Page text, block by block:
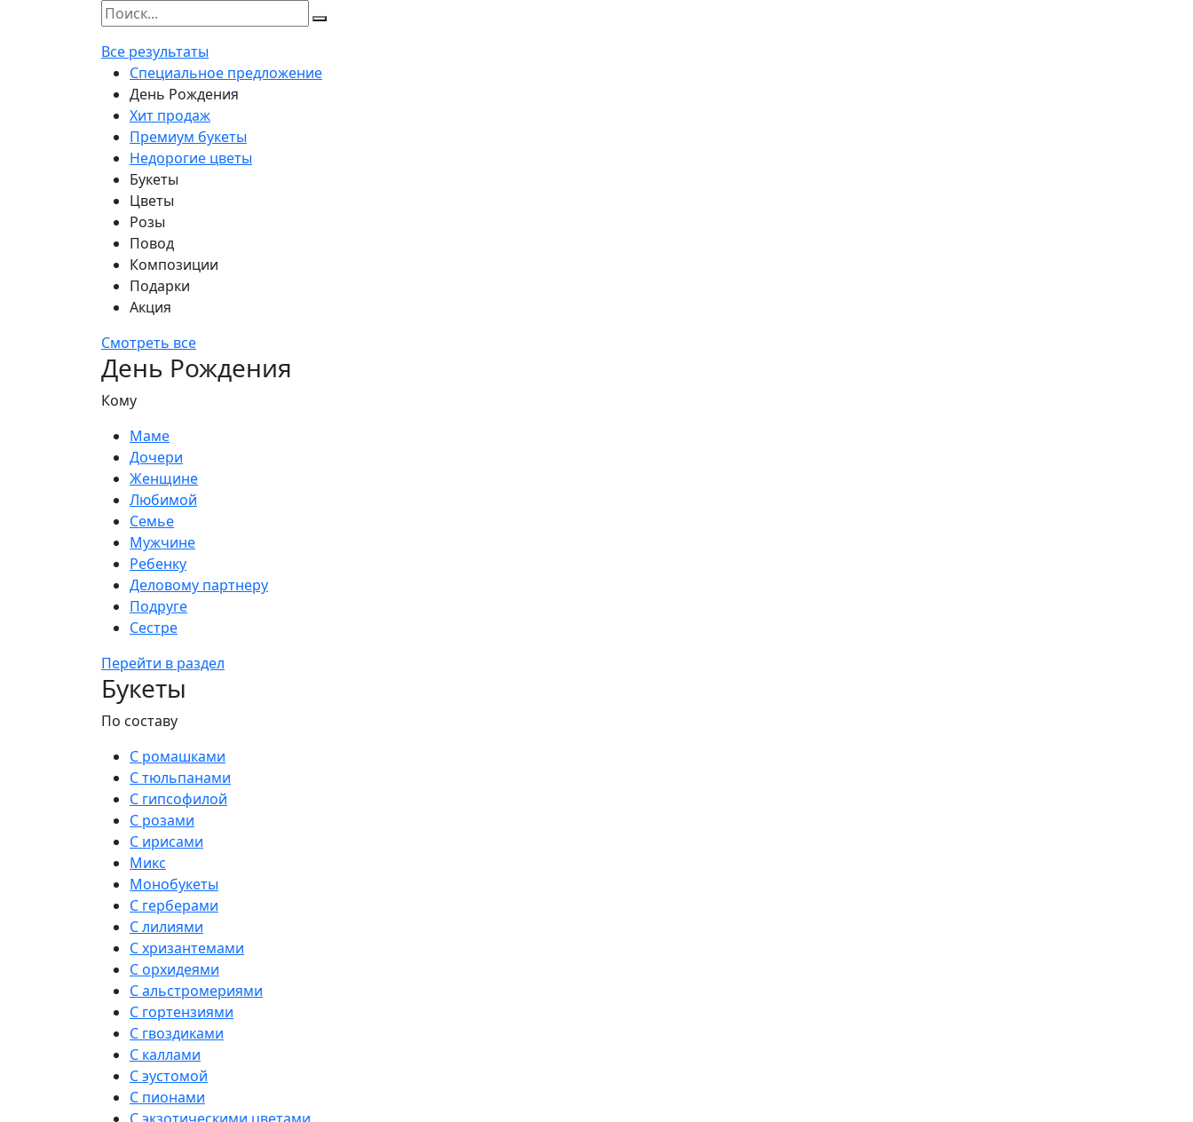
Все результаты
Специальное предложение
День Рождения
Хит продаж
Премиум букеты
Недорогие цветы
Букеты
Цветы
Розы
Повод
Композиции
Подарки
Акция
Смотреть все
День Рождения
Кому
Маме
Дочери
Женщине
Любимой
Семье
Мужчине
Ребенку
Деловому партнеру
Подруге
Сестре
Перейти в раздел
Букеты
По составу
С ромашками
С тюльпанами
С гипсофилой
С розами
С ирисами
Микс
Монобукеты
С герберами
С лилиями
С хризантемами
С орхидеями
С альстромериями
С гортензиями
С гвоздиками
С каллами
С эустомой
С пионами